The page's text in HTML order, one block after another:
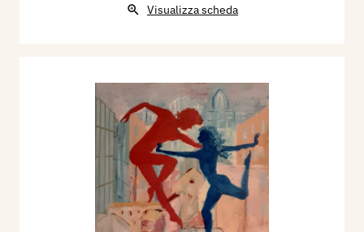
Visualizza scheda